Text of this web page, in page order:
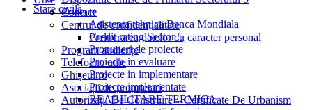
Stare civilă
Proiecte
Asistenta tehnica Banca Mondiala
Credit rating Sector 5
Propuneri de proiecte
Proiecte in evaluare
Proiecte in implementare
Proiecte implementate
REABILITARE TERMICA
Contact
Centrul de confidențialitate
Prelucrarea datelor cu caracter personal
Program audiențe
Telefoane utile
Ghișeul.ro
Asociații de proprietari
Autorizații De Construire – Certificate De Urbanism